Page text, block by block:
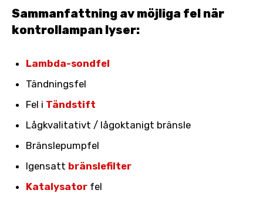
Sammanfattning av möjliga fel när
kontrollampan lyser:
Lambda-sondfel
Tändningsfel
Fel i Tändstift
Lågkvalitativt / lågoktanigt bränsle
Bränslepumpfel
Igensatt bränslefilter
Katalysator fel